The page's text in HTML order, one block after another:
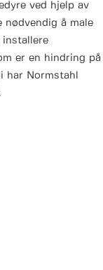
ved hjelp av
nødvendig å male
installere
er en hindring på
har Normstahl